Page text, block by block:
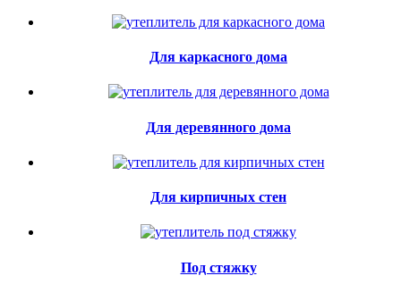
Для каркасного дома
Для деревянного дома
Для кирпичных стен
Под стяжку